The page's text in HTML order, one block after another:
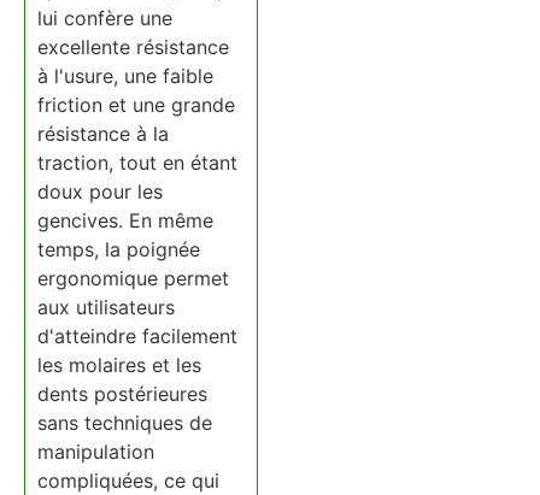
lui confère une
excellente résistance
à l'usure, une faible
friction et une grande
résistance à la
traction, tout en étant
doux pour les
gencives. En même
temps, la poignée
ergonomique permet
aux utilisateurs
d'atteindre facilement
les molaires et les
dents postérieures
sans techniques de
manipulation
compliquées, ce qui